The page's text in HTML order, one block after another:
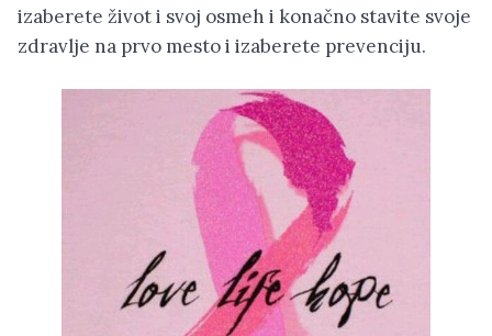
izaberete život i svoj osmeh i konačno stavite svoje
zdravlje na prvo mesto i izaberete prevenciju.